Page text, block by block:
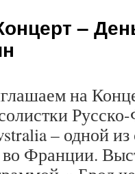
–
на
– одной
Франции.